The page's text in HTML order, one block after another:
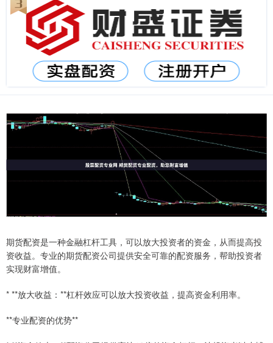
期货配资是一种金融杠杆工具，可以放大投资者的资金，从而提高投
资收益。专业的期货配资公司提供安全可靠的配资服务，帮助投资者
实现财富增值。
* **放大收益：**杠杆效应可以放大投资收益，提高资金利用率。
**专业配资的优势**